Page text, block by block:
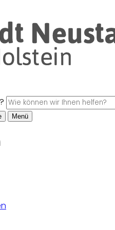
Menü